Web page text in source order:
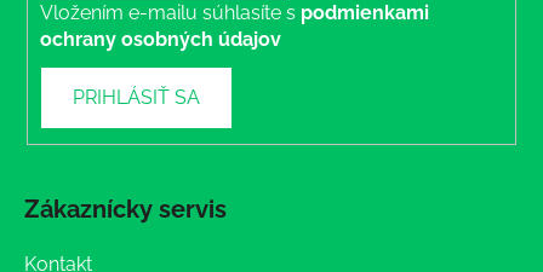
Vložením e-mailu súhlasíte s podmienkami
ochrany osobných údajov
PRIHLÁSIŤ SA
Zákaznícky servis
Kontakt